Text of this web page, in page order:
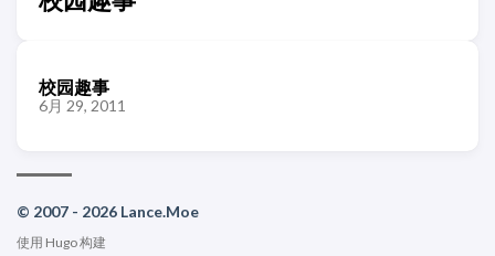
校园趣事
6月 29, 2011
© 2007 - 2026 Lance.Moe
使用 Hugo构建